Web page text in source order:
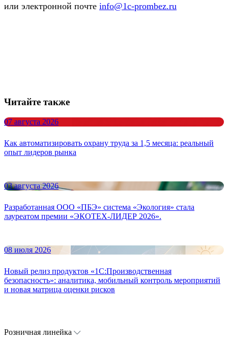
или электронной почте info@1c-prombez.ru
Читайте также
07 августа 2026
Как автоматизировать охрану труда за 1,5 месяца: реальный
опыт лидеров рынка
03 августа 2026
Разработанная ООО «ПБЭ» система «Экология» стала
лауреатом премии «ЭКОТЕХ-ЛИДЕР 2026».
08 июля 2026
Новый релиз продуктов «1С:Производственная
безопасность»: аналитика, мобильный контроль мероприятий
и новая матрица оценки рисков
Розничная линейка